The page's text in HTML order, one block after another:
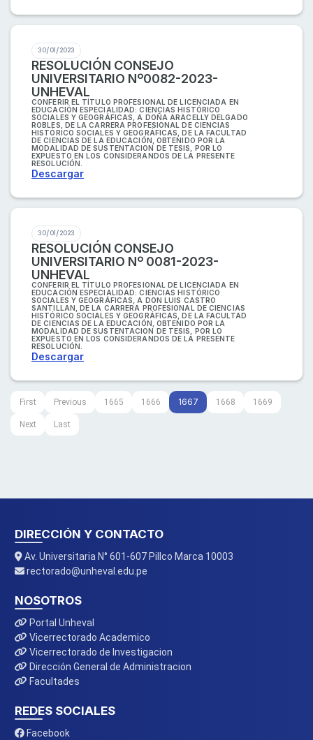
30/01/2023
RESOLUCIÓN CONSEJO
UNIVERSITARIO Nº0082-2023-
UNHEVAL
CONFERIR EL TÍTULO PROFESIONAL DE LICENCIADA EN
EDUCACIÓN ESPECIALIDAD: CIENCIAS HISTÓRICO
SOCIALES Y GEOGRÁFICAS, A DOÑA ARACELLY DELGADO
ROBLES, DE LA CARRERA PROFESIONAL DE CIENCIAS
HISTÓRICO SOCIALES Y GEOGRÁFICAS, DE LA FACULTAD
DE CIENCIAS DE LA EDUCACIÓN, OBTENIDO POR LA
MODALIDAD DE SUSTENTACION DE TESIS, POR LO
EXPUESTO EN LOS CONSIDERANDOS DE LA PRESENTE
RESOLUCIÓN.
Descargar
30/01/2023
RESOLUCIÓN CONSEJO
UNIVERSITARIO Nº 0081-2023-
UNHEVAL
CONFERIR EL TÍTULO PROFESIONAL DE LICENCIADA EN
EDUCACIÓN ESPECIALIDAD: CIENCIAS HISTÓRICO
SOCIALES Y GEOGRÁFICAS, A DON LUIS CASTRO
SANTILLAN, DE LA CARRERA PROFESIONAL DE CIENCIAS
HISTÓRICO SOCIALES Y GEOGRÁFICAS, DE LA FACULTAD
DE CIENCIAS DE LA EDUCACIÓN, OBTENIDO POR LA
MODALIDAD DE SUSTENTACION DE TESIS, POR LO
EXPUESTO EN LOS CONSIDERANDOS DE LA PRESENTE
RESOLUCIÓN.
Descargar
First Previous 1665 1666 1667 1668 1669
Next Last
DIRECCIÓN Y CONTACTO
Av. Universitaria N° 601-607 Pillco Marca 10003
rectorado@unheval.edu.pe
NOSOTROS
Portal Unheval
Vicerrectorado Academico
Vicerrectorado de Investigacion
Dirección General de Administracion
Facultades
REDES SOCIALES
Facebook